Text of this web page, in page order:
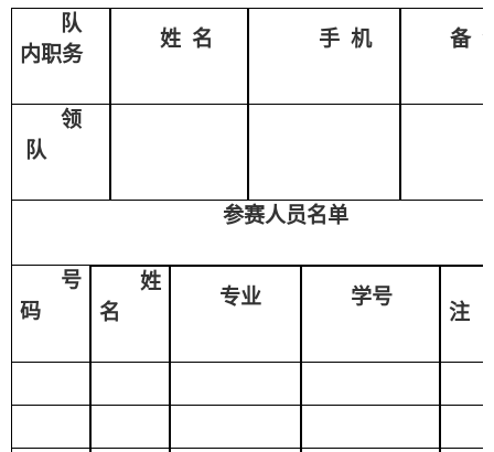
队
内职务
姓 名 手 机 备
领
队
参赛人员名单
号
码
姓
名
专业 学号
注